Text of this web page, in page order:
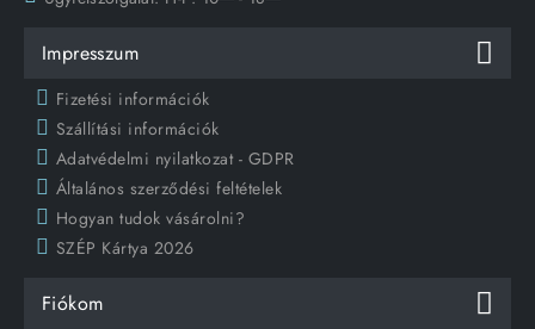
Impresszum
Fizetési információk
Szállítási információk
Adatvédelmi nyilatkozat - GDPR
Általános szerződési feltételek
Hogyan tudok vásárolni?
SZÉP Kártya 2026
Fiókom